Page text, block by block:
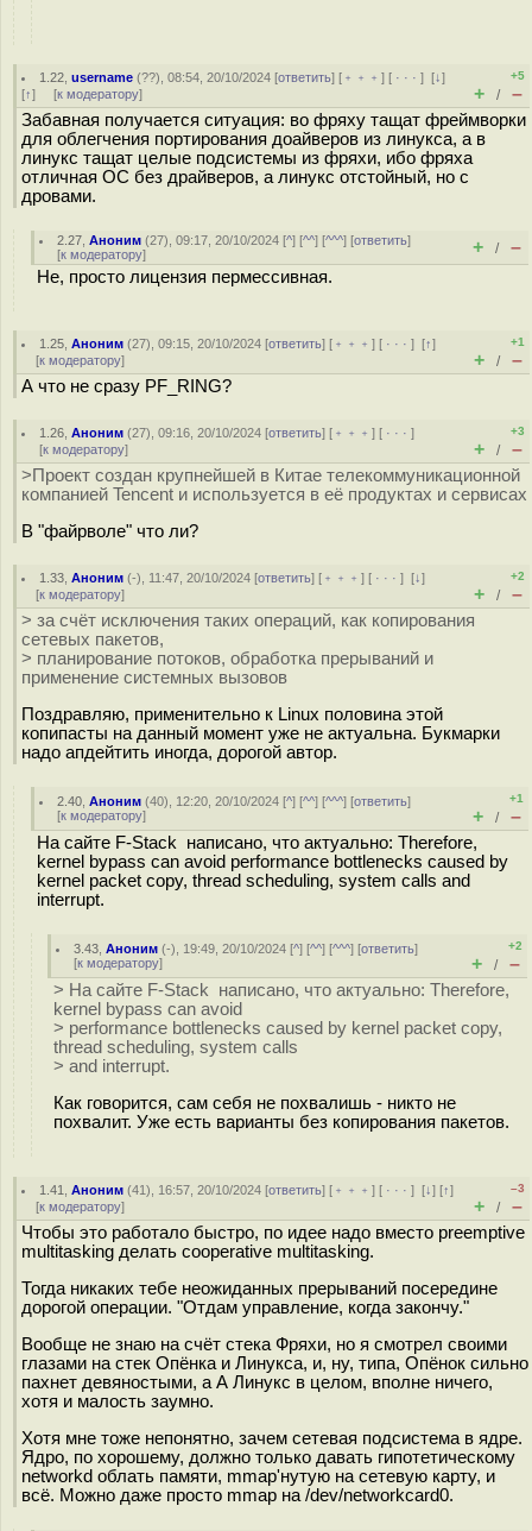
1.22 ,username (??), 08:54, 20/10/2024 [ответить] [ ﹢﹢﹢] [ · · ·][↓]
[↑] [к модератору]
+5
+ / –
Забавная получается ситуация: во фряху тащат фреймворки
для облегчения портирования доайверов из линукса, а в
линукс тащат целые подсистемы из фряхи, ибо фряха
отличная ОС без драйверов, а линукс отстойный, но с
дровами.
2.27 ,Аноним (27), 09:17, 20/10/2024 [^] [^^] [^^^] [ответить]
[к модератору] + / –
Не, просто лицензия пермессивная.
1.25 ,Аноним (27), 09:15, 20/10/2024 [ответить] [ ﹢﹢﹢] [ · · ·][↑]
[к модератору]
+1
+ / –
А что не сразу PF_RING?
1.26 ,Аноним (27), 09:16, 20/10/2024 [ответить] [ ﹢﹢﹢] [ · · ·]
[к модератору]
+3
+ / –
>Проект создан крупнейшей в Китае телекоммуникационной
компанией Tencent и используется в её продуктах и сервисах
В "файрволе" что ли?
1.33 ,Аноним (-), 11:47, 20/10/2024 [ответить] [ ﹢﹢﹢] [ · · ·][↓]
[к модератору]
+2
+ / –
> за счёт исключения таких операций, как копирования
сетевых пакетов,
> планирование потоков, обработка прерываний и
применение системных вызовов
Поздравляю, применительно к Linux половина этой
копипасты на данный момент уже не актуальна. Букмарки
надо апдейтить иногда, дорогой автор.
2.40 ,Аноним (40), 12:20, 20/10/2024 [^] [^^] [^^^] [ответить]
[к модератору]
+1
+ / –
На сайте F-Stack написано, что актуально: Therefore,
kernel bypass can avoid performance bottlenecks caused by
kernel packet copy, thread scheduling, system calls and
interrupt.
3.43 ,Аноним (-), 19:49, 20/10/2024 [^] [^^] [^^^] [ответить]
[к модератору]
+2
+ / –
> На сайте F-Stack написано, что актуально: Therefore,
kernel bypass can avoid
> performance bottlenecks caused by kernel packet copy,
thread scheduling, system calls
> and interrupt.
Как говорится, сам себя не похвалишь - никто не
похвалит. Уже есть варианты без копирования пакетов.
1.41 ,Аноним (41), 16:57, 20/10/2024 [ответить] [ ﹢﹢﹢] [ · · ·][↓] [↑]
[к модератору]
–3
+ / –
Чтобы это работало быстро, по идее надо вместо preemptive
multitasking делать cooperative multitasking.
Тогда никаких тебе неожиданных прерываний посередине
дорогой операции. "Отдам управление, когда закончу."
Вообще не знаю на счёт стека Фряхи, но я смотрел своими
глазами на стек Опёнка и Линукса, и, ну, типа, Опёнок сильно
пахнет девяностыми, а А Линукс в целом, вполне ничего,
хотя и малость заумно.
Хотя мне тоже непонятно, зачем сетевая подсистема в ядре.
Ядро, по хорошему, должно только давать гипотетическому
networkd облать памяти, mmap'нутую на сетевую карту, и
всё. Можно даже просто mmap на /dev/networkcard0.